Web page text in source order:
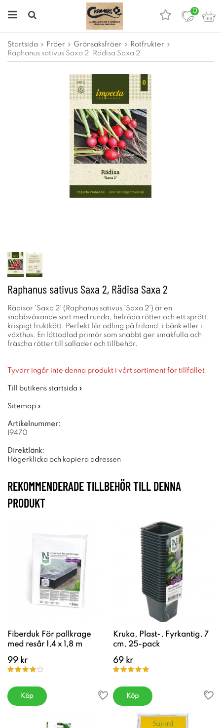
0
Startsida Fröer Grönsaksfröer
Rotfrukter
Raphanus sativus Saxa 2, Rädisa Saxa 2
Raphanus sativus Saxa 2, Rädisa Saxa 2
Rädisor 'Saxa 2' (Raphanus sativus 'Saxa 2') är en
snabbväxande sort med runda, helröda rötter och ett sprött,
krispigt fruktkött. Perfekt för odling på friland, i bänk eller i
växthus. En lättodlad primör som snabbt ger smakfulla och
fräscha rötter till sallader och tillbehör.
Tyvärr ingår inte denna produkt i vårt sortiment för tillfället.
Till butikens startsida »
Sitemap »
Artikelnummer:
I9470
Direktlänk:
Högerklicka och kopiera adressen
REKOMMENDERADE TILLBEHÖR TILL DENNA
PRODUKT
Fiberduk För pallkrage
med resår 1,4 x 1,8 m
99 kr
Köp
Kruka, Plast-, Fyrkantig, 7
cm, 25-pack
69 kr
Köp